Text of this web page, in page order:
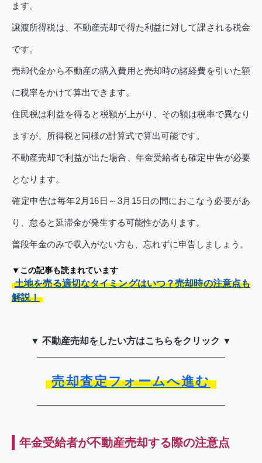
ます。
譲渡所得税は、不動産売却で得た利益に対して課される税金
です。
売却代金から不動産の購入費用と売却時の諸経費を引いた額
に税率をかけて算出できます。
住民税は利益を得ると税額が上がり、その額は税率で異なり
ますが、所得税と同様の計算式で算出可能です。
不動産売却で利益が出た場合、年金受給者も確定申告が必要
となります。
確定申告は毎年2月16日～3月15日の間におこなう必要があ
り、怠ると延滞金が発生する可能性があります。
普段年金のみで収入がない方も、忘れずに申告しましょう。
▼この記事も読まれています
土地を売る適切なタイミングはいつ？売却時の注意点も
解説！
▼ 不動産売却をしたい方はこちらをクリック ▼
売却査定フォームへ進む
年金受給者が不動産売却する際の注意点